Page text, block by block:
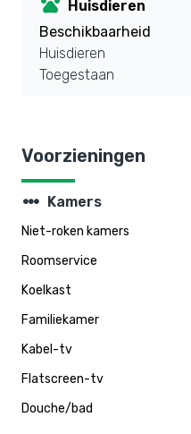
Huisdieren
Beschikbaarheid
Huisdieren
Toegestaan
Voorzieningen
steppers Kamers
Niet-roken kamers
Roomservice
Koelkast
Familiekamer
Kabel-tv
Flatscreen-tv
Douche/bad